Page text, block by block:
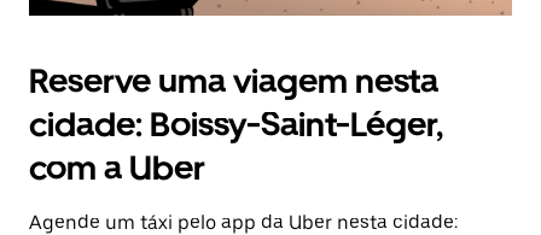
Reserve uma viagem nesta
cidade: Boissy-Saint-Léger,
com a Uber
Agende um táxi pelo app da Uber nesta cidade: